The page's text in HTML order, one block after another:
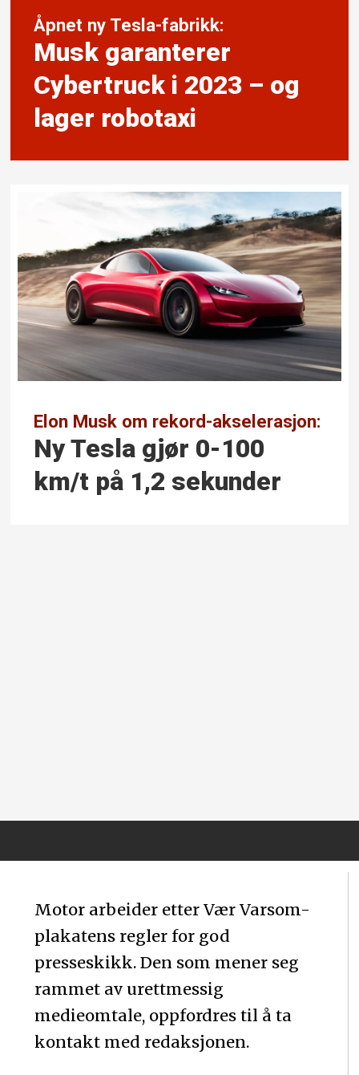
Åpnet ny Tesla-fabrikk:
Musk garanterer
Cybertruck i 2023 – og
lager robotaxi
Elon Musk om rekord-akselerasjon:
Ny Tesla gjør 0-100
km/t på 1,2 sekunder
Motor arbeider etter Vær Varsom-
plakatens regler for god
presseskikk. Den som mener seg
rammet av urettmessig
medieomtale, oppfordres til å ta
kontakt med redaksjonen.